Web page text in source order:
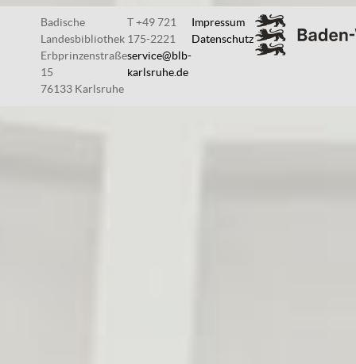
Badische
Landesbibliothek
Erbprinzenstraße
15
76133 Karlsruhe
T +49 721
175-2221
service@blb-
karlsruhe.de
Impressum
Datenschutz